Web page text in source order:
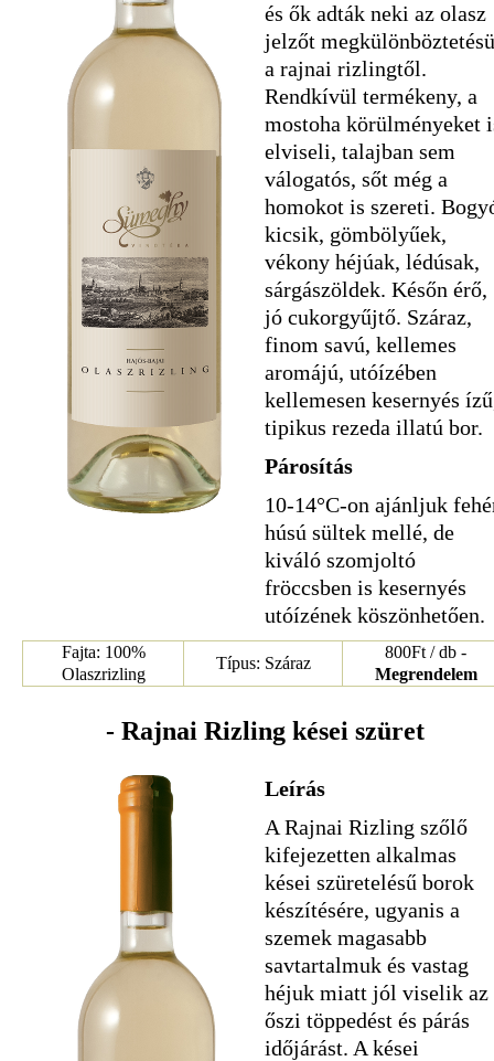
és ők adták neki az olasz
jelzőt
a rajnai rizlingtől.
Rendkívül termékeny, a
mostoha körülményeket
elviseli, talajban sem
válogatós, sőt még a
homokot is szereti.
kicsik, gömbölyűek,
vékony héjúak, lédúsak,
sárgászöldek. Későn érő,
jó cukorgyűjtő. Száraz,
finom savú, kellemes
aromájú, utóízében
kellemesen kesernyés
tipikus rezeda illatú bor.
Párosítás
10-14°C-on ajánljuk
húsú sültek mellé, de
kiváló szomjoltó
fröccsben is kesernyés
utóízének köszönhetően.
Fajta: 100%
Olaszrizling
Típus: Száraz
800Ft / db -
Megrendelem
- Rajnai Rizling kései szüret
Leírás
A Rajnai Rizling szőlő
kifejezetten alkalmas
kései szüretelésű borok
készítésére, ugyanis a
szemek magasabb
savtartalmuk és vastag
héjuk miatt jól viselik az
őszi töppedést és párás
időjárást. A kései